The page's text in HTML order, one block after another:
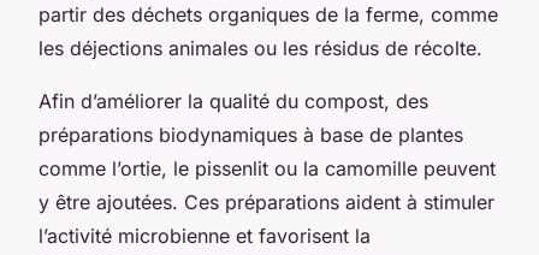
partir des déchets organiques de la ferme, comme
les déjections animales ou les résidus de récolte.
Afin d’améliorer la qualité du compost, des
préparations biodynamiques à base de plantes
comme l’ortie, le pissenlit ou la camomille peuvent
y être ajoutées. Ces préparations aident à stimuler
l’activité microbienne et favorisent la